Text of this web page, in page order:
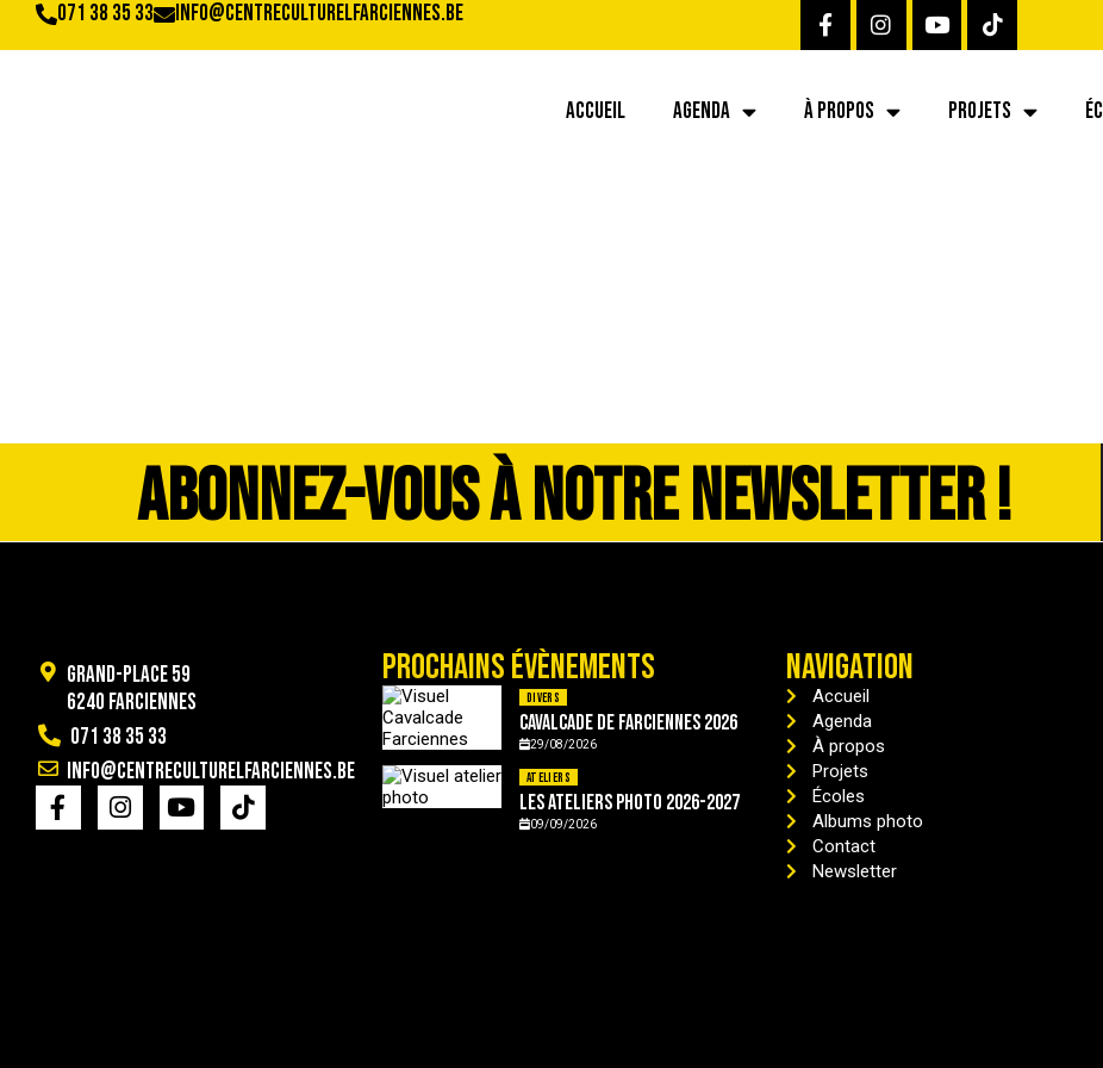
071 38 35 33 info@centreculturelfarciennes.be
ACCUEIL AGENDA À PROPOS PROJETS
ABONNEZ-VOUS À NOTRE NEWSLETTER !
Grand-Place 59
6240 Farciennes
071 38 35 33
info@centreculturelfarciennes.be
PROCHAINS ÉVÈNEMENTS
Divers
Cavalcade de Farciennes 2026
29/08/2026
Ateliers
Les ateliers photo 2026-2027
09/09/2026
NAVIGATION
Accueil
Agenda
À propos
Projets
Écoles
Albums photo
Contact
Newsletter